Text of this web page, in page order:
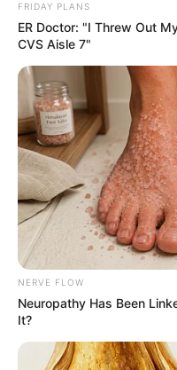
What Happened To
Stunning Today!
BRAINBERRIES
FRIDAY PLANS
ER Doctor: "I Threw Out
CVS Aisle 7"
NERVE FLOW
Neuropathy Has Been
It?